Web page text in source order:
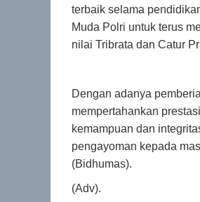
terbaik selama
Muda Polri untuk terus
nilai Tribrata dan Catur
Dengan adanya
mempertahankan
kemampuan dan
pengayoman kepada
(Bidhumas).
(Adv).